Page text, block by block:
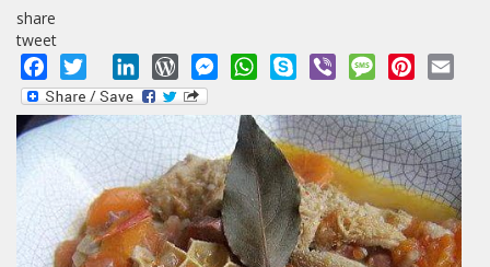
share
tweet
Facebook
Twitter LinkedInWordPressMessengerWhatsApp
Skype Viber MessagePinterest